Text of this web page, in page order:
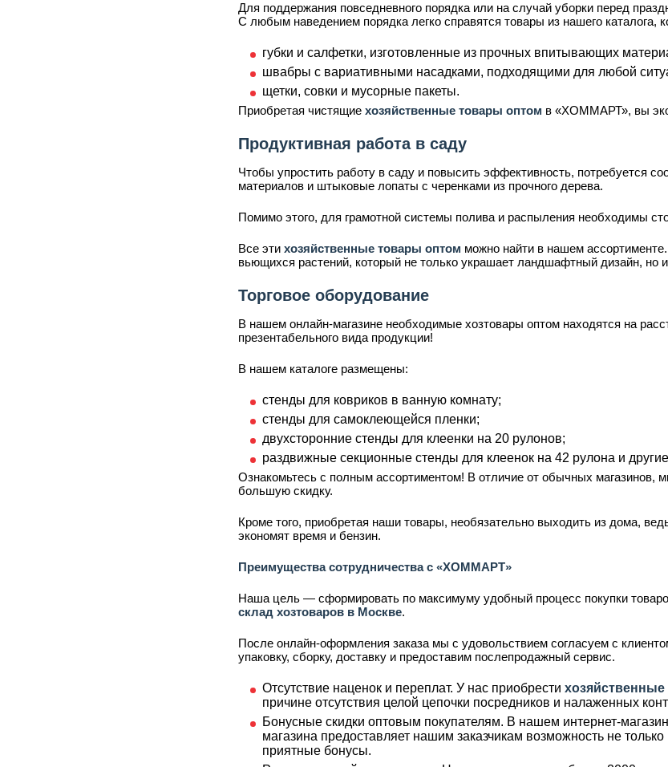
Для поддержания повседневного порядка или на случай уборки перед
С любым наведением порядка легко справятся товары из нашего каталога,
губки и салфетки, изготовленные из прочных впитывающих
швабры с вариативными насадками, подходящими для любой
щетки, совки и мусорные пакеты.
Приобретая чистящие хозяйственные товары оптом в «ХОММАРТ», вы
Продуктивная работа в саду
Чтобы упростить работу в саду и повысить эффективность, потребуется
материалов и штыковые лопаты с черенками из прочного дерева.
Помимо этого, для грамотной системы полива и распыления необходимы
Все эти хозяйственные товары оптом можно найти в нашем
вьющихся растений, который не только украшает ландшафтный дизайн, но
Торговое оборудование
В нашем онлайн-магазине необходимые хозтовары оптом находятся на
презентабельного вида продукции!
В нашем каталоге размещены:
стенды для ковриков в ванную комнату;
стенды для самоклеющейся пленки;
двухсторонние стенды для клеенки на 20 рулонов;
раздвижные секционные стенды для клеенок на 42 рулона и
Ознакомьтесь с полным ассортиментом! В отличие от обычных магазинов,
большую скидку.
Кроме того, приобретая наши товары, необязательно выходить из дома,
экономят время и бензин.
Преимущества сотрудничества с «ХОММАРТ»
Наша цель — сформировать по максимуму удобный процесс покупки
склад хозтоваров в Москве.
После онлайн-оформления заказа мы с удовольствием согласуем с
упаковку, сборку, доставку и предоставим послепродажный сервис.
Отсутствие наценок и переплат. У нас приобрести
причине отсутствия целой цепочки посредников и налаженных
Бонусные скидки оптовым покупателям. В нашем интернет-
магазина предоставляет нашим заказчикам возможность не
приятные бонусы.